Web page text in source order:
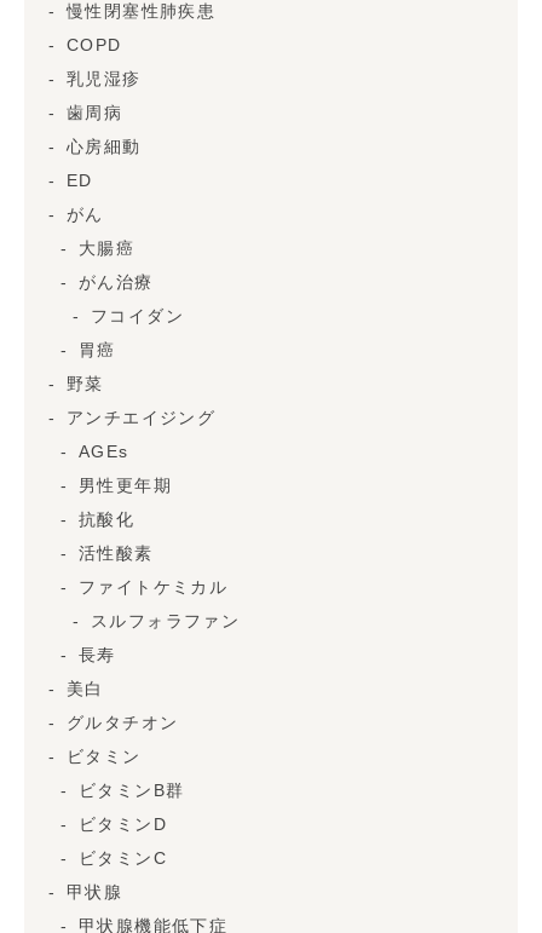
慢性閉塞性肺疾患
COPD
乳児湿疹
歯周病
心房細動
ED
がん
大腸癌
がん治療
フコイダン
胃癌
野菜
アンチエイジング
AGEs
男性更年期
抗酸化
活性酸素
ファイトケミカル
スルフォラファン
長寿
美白
グルタチオン
ビタミン
ビタミンB群
ビタミンD
ビタミンC
甲状腺
甲状腺機能低下症